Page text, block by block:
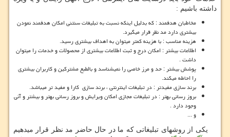
داشته باشیم :
مخاطبان هدفمند : که بدلیل اینکه نسبت به تبلیغات سنتنی امکان هدفمند نمودن
بیشتری دارد مد نظر قرار میگیرد.
هزینه مناسب : با هزینه کمتر میتوان به اهداف بیشتری رسید.
اطلاعات بیشتر : امکان درج و ثبت اطلاعات بیشتری از محصولات و خدمات را میتوان
داشت .
پوشش بیشتر : حد و مرز خاصی را نمیشناسد و بالطبع مشترکین و کاربران بیشتری
را احاطه میکند.
برند سازی مفیدتر : در تبلیغات اینترنتی ، برند سازی کارا و مفید تر میباشد.
بروز رسانی بهتر : در تبلیغات مجازی امکان ویرایش و بروز رسانی بهتر و بیشتر و آنی
وجود دارد .
و ...
یکی از روشهای تبلیغاتی که ما در حال حاضر مد نظر قرار میدهیم